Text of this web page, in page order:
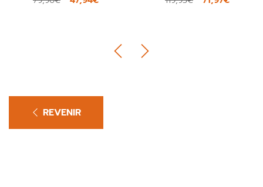
REVENIR